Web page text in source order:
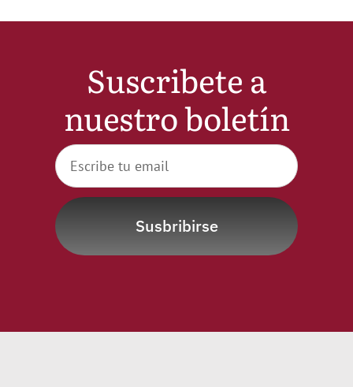
Noticias
Hazte Socio
Contactar
WooCommerce My Account
WooCommerce Cart
Suscribete a
nuestro boletín
Susbribirse